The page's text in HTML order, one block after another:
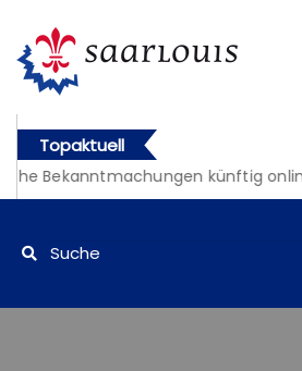
Topaktuell
Bekanntmachungen künftig